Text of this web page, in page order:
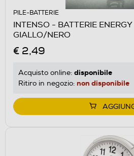
PILE-BATTERIE
INTENSO - BATTERIE
GIALLO/NERO
€ 2,49
Acquisto online: disponibile
Ritiro in negozio: non disponibile